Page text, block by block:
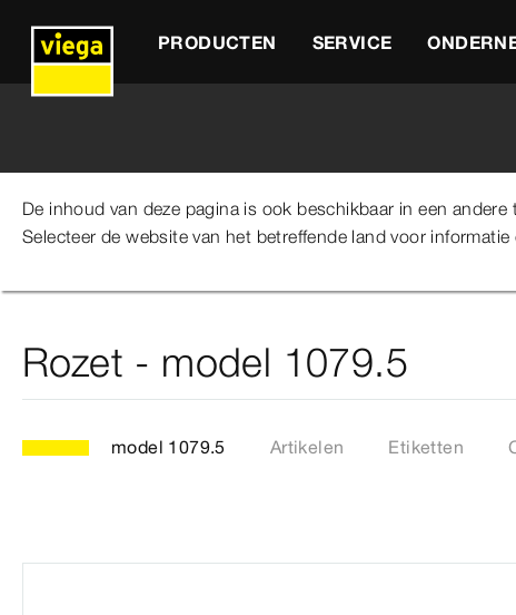
PRODUCTEN SERVICE
De inhoud van deze pagina is ook beschikbaar in een andere
Selecteer de website van het betreffende land voor
Viega Belgium Producten Catalogus
Rozet - model 1079.5
model 1079.5 Artikelen Etiketten